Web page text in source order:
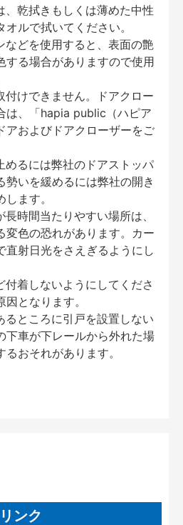
乾拭きもしくは薄めた中性
ルで拭いてください。
どを使用すると、表面の艶
する場合がありますので使用
けできません。ドアクロー
は、「hapia public（ハピア
アおよびドアクローザーをご
るには弊社のドアストッパ
勢いを緩めるには弊社の開き
ます。
時間当たりやすい場所は、
変色の恐れがあります。カー
直射日光をさえぎるようにし
着しないようにしてくださ
となります。
ところに引戸を設置しない
下車が下レールから外れた場
おそれがあります。
ンク